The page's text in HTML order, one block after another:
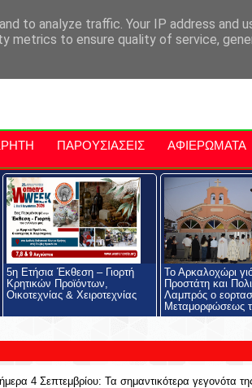
Εκδηλώσεις Στην Κρήτη Kriti Traveller
ΠΑΡΟΥΣΙΑΣΕΙΣ ΑΦΙΕΡΩΜΑΤΑ
5η Ετήσια Έκθεση – Γιορτή
Κρητικών Προϊόντων,
Οικοτεχνίας & Χειροτεχνίας
Το Αρκαλοχώρι
Προστάτη και
Λαμπρός ο
Μεταμορφώσεως
4 Σεπτεμβρίου: Τα σημαντικότερα γεγονότα
to analyze traffic. Your IP address and
metrics to ensure quality of service,